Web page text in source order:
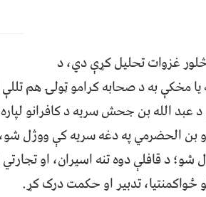
غزوات تحلیل کړې دي، د
مخکې به د صحابه کرامو ټولۍ هم
الله بن جحش سریه د کافرانو
بن الحضرمي په دغه سریه کې ووژل
د قافلې دوه تنه اسیران، او
ځواکمنتیا، تدبیر او حکمت درک کړ.